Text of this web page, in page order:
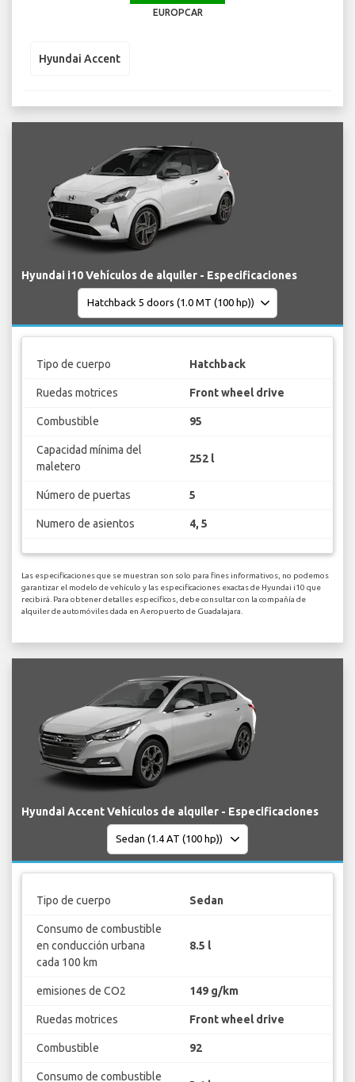
EUROPCAR
Hyundai Accent
Hyundai i10 Vehículos de alquiler - Especificaciones
Tipo de cuerpo Hatchback
Ruedas motrices Front wheel drive
Combustible 95
Capacidad mínima del
maletero
252 l
Número de puertas 5
Numero de asientos 4, 5
Las especificaciones que se muestran son solo para fines informativos, no podemos
garantizar el modelo de vehículo y las especificaciones exactas de Hyundai i10 que
recibirá. Para obtener detalles específicos, debe consultar con la compañía de
alquiler de automóviles dada en Aeropuerto de Guadalajara.
Hyundai Accent Vehículos de alquiler - Especificaciones
Tipo de cuerpo Sedan
Consumo de combustible
en conducción urbana
cada 100 km
8.5 l
emisiones de CO2 149 g/km
Ruedas motrices Front wheel drive
Combustible 92
Consumo de combustible